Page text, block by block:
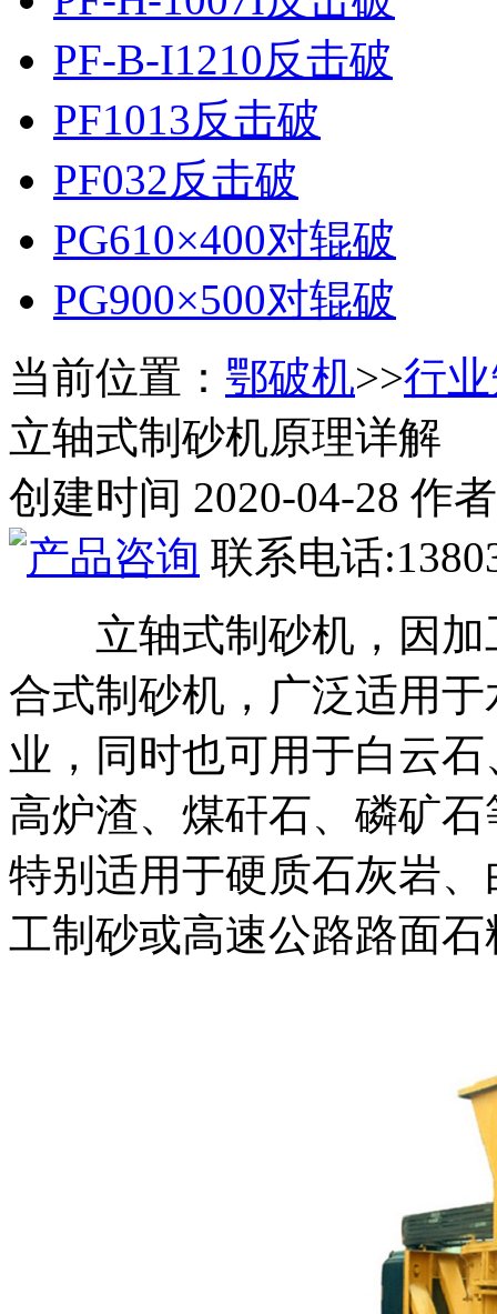
PF-B-I1210反击破
PF1013反击破
PF032反击破
PG610×400对辊破
PG900×500对辊破
当前位置： 鄂破机>>行
立轴式制砂机原理详解
创建时间 2020-04-28 作
联系电话
立轴式制砂机，因
合式制砂机，广泛适用
业，同时也可用于白云
高炉渣、煤矸石、磷矿
特别适用于硬质石灰岩
工制砂或高速公路路面